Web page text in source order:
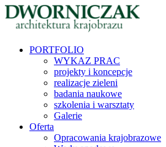
PORTFOLIO
WYKAZ PRAC
projekty i koncepcje
realizacje zieleni
badania naukowe
szkolenia i warsztaty
Galerie
Oferta
Opracowania krajobrazowe